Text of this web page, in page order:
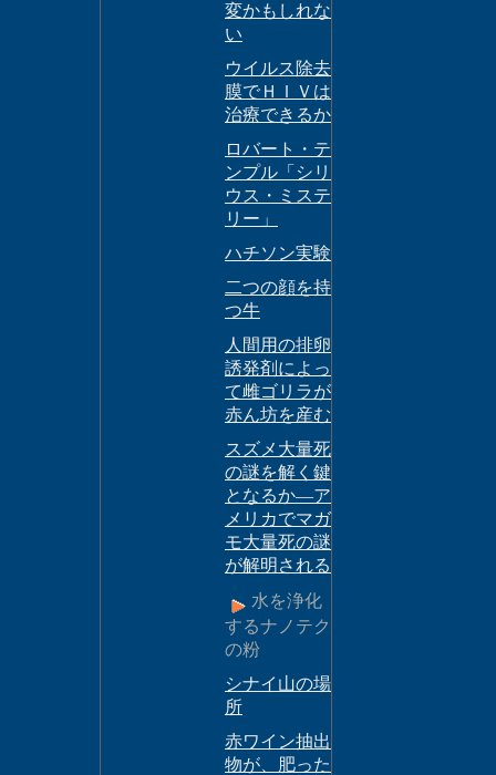
変かもしれな
い
ウイルス除去
膜でＨＩＶは
治療できるか
ロバート・テ
ンプル「シリ
ウス・ミステ
リー」
ハチソン実験
二つの顔を持
つ牛
人間用の排卵
誘発剤によっ
て雌ゴリラが
赤ん坊を産む
スズメ大量死
の謎を解く鍵
となるか―ア
メリカでマガ
モ大量死の謎
が解明される
水を浄化
するナノテク
の粉
シナイ山の場
所
赤ワイン抽出
物が、肥った